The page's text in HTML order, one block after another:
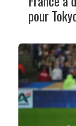
pour